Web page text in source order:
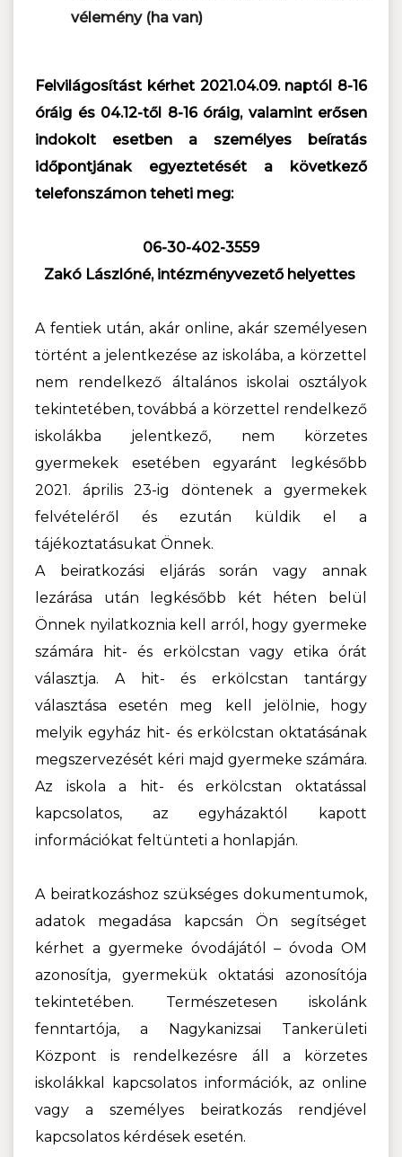
vélemény (ha van)
Felvilágosítást kérhet 2021.04.09. naptól 8-16
óráig és 04.12-től 8-16 óráig, valamint erősen
indokolt esetben a személyes beíratás
időpontjának egyeztetését a következő
telefonszámon teheti meg:
06-30-402-3559
Zakó Lászlóné, intézményvezető helyettes
A fentiek után, akár online, akár személyesen
történt a jelentkezése az iskolába, a körzettel
nem rendelkező általános iskolai osztályok
tekintetében, továbbá a körzettel rendelkező
iskolákba jelentkező, nem körzetes
gyermekek esetében egyaránt legkésőbb
2021. április 23-ig döntenek a gyermekek
felvételéről és ezután küldik el a
tájékoztatásukat Önnek.
A beiratkozási eljárás során vagy annak
lezárása után legkésőbb két héten belül
Önnek nyilatkoznia kell arról, hogy gyermeke
számára hit- és erkölcstan vagy etika órát
választja. A hit- és erkölcstan tantárgy
választása esetén meg kell jelölnie, hogy
melyik egyház hit- és erkölcstan oktatásának
megszervezését kéri majd gyermeke számára.
Az iskola a hit- és erkölcstan oktatással
kapcsolatos, az egyházaktól kapott
információkat feltünteti a honlapján.
A beiratkozáshoz szükséges dokumentumok,
adatok megadása kapcsán Ön segítséget
kérhet a gyermeke óvodájától – óvoda OM
azonosítja, gyermekük oktatási azonosítója
tekintetében. Természetesen iskolánk
fenntartója, a Nagykanizsai Tankerületi
Központ is rendelkezésre áll a körzetes
iskolákkal kapcsolatos információk, az online
vagy a személyes beiratkozás rendjével
kapcsolatos kérdések esetén.